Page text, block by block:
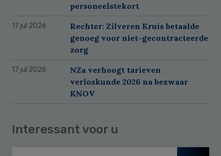
personeelstekort
17 jul 2026
Rechter: Zilveren Kruis betaalde
genoeg voor niet-gecontracteerde
zorg
17 jul 2026
NZa verhoogt tarieven
verloskunde 2026 na bezwaar
KNOV
Interessant voor u